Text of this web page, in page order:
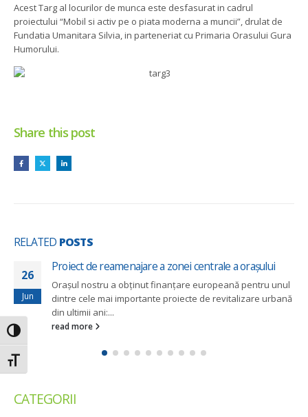
Toggle High Contrast
Toggle Font size
Acest Targ al locurilor de munca este desfasurat in cadrul
proiectului “Mobil si activ pe o piata moderna a muncii”, drulat de
Fundatia Umanitara Silvia, in parteneriat cu Primaria Orasului Gura
Humorului.
Share this post
RELATED POSTS
26
Jun
Proiect de reamenajare a zonei centrale a orașului
Orașul nostru a obținut finanțare europeană pentru unul
dintre cele mai importante proiecte de revitalizare urbană
din ultimii ani:...
read more
CATEGORII